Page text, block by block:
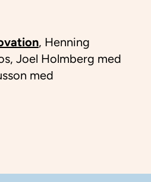
, Henning
Joel Holmberg med
med